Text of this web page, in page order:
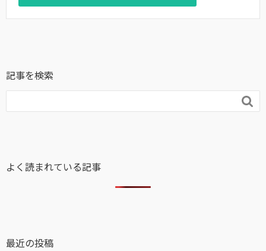
記事を検索

よく読まれている記事
最近の投稿